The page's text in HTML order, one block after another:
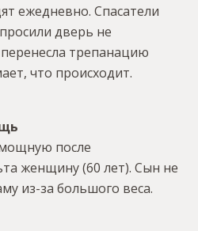
ежедневно. Спасатели
дверь не
трепанацию
что происходит.
после
женщину (60 лет). Сын не
из-за большого веса.